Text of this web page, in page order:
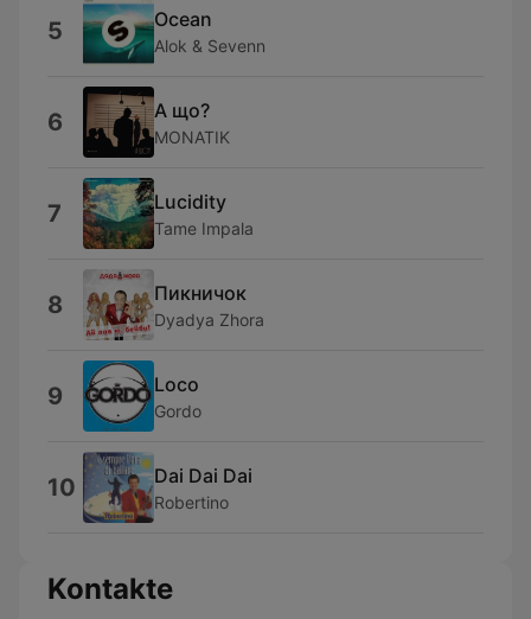
5 Ocean
Alok & Sevenn
6 А що?
MONATIK
7 Lucidity
Tame Impala
8 Пикничок
Dyadya Zhora
9 Loco
Gordo
10 Dai Dai Dai
Robertino
Kontakte